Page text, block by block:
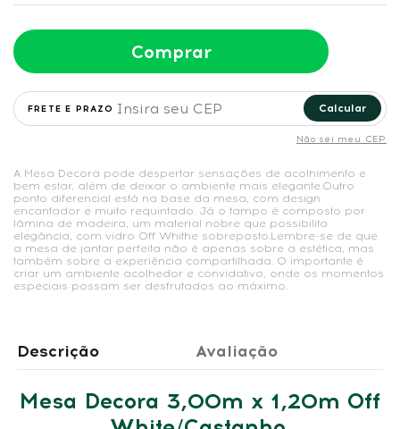
Comprar
Calcular
Não sei meu CEP
A Mesa Decora pode despertar sensações de acolhimento e
bem estar, além de deixar o ambiente mais elegante.Outro
ponto diferencial está na base da mesa, com design
encantador e muito requintado. Já o tampo é composto por
lâmina de madeira, um material nobre que possibilita
elegância, com vidro Off Whithe sobreposto.Lembre-se de que
a mesa de jantar perfeita não é apenas sobre a estética, mas
também sobre a experiência compartilhada. O importante é
criar um ambiente acolhedor e convidativo, onde os momentos
especiais possam ser desfrutados ao máximo.
Descrição Avaliação
Mesa Decora 3,00m x 1,20m Off